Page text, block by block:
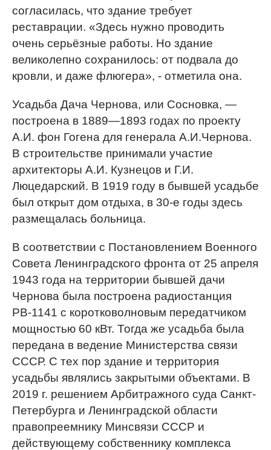
согласилась, что здание требует
реставрации. «Здесь нужно проводить
очень серьёзные работы. Но здание
великолепно сохранилось: от подвала до
кровли, и даже флюгера», - отметила она.
Усадьба Дача Чернова, или Сосновка, —
построена в 1889—1893 годах по проекту
А.И. фон Гогена для генерала А.И.Чернова.
В строительстве принимали участие
архитекторы А.И. Кузнецов и Г.И.
Люцедарский. В 1919 году в бывшей усадьбе
был открыт дом отдыха, в 30-е годы здесь
размещалась больница.
В соответствии с Постановлением Военного
Совета Ленинградского фронта от 25 апреля
1943 года на территории бывшей дачи
Чернова была построена радиостанция
РВ-1141 с коротковолновым передатчиком
мощностью 60 кВт. Тогда же усадьба была
передана в ведение Министерства связи
СССР. С тех пор здание и территория
усадьбы являлись закрытыми объектами. В
2019 г. решением Арбитражного суда Санкт-
Петербурга и Ленинградской области
правопреемнику Минсвязи СССР и
действующему собственнику комплекса